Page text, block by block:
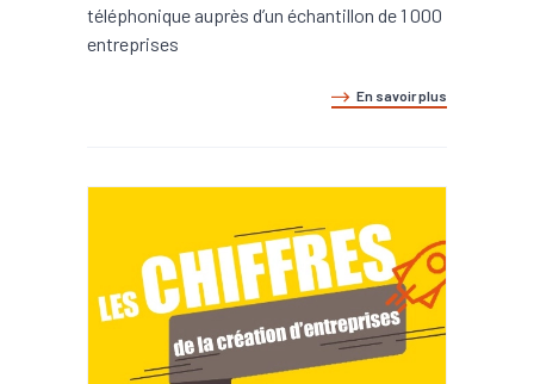
téléphonique auprès d’un échantillon de 1 000
entreprises
En savoir plus